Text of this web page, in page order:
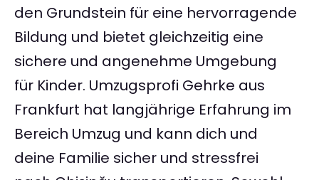
den Grundstein für eine hervorragende
Bildung und bietet gleichzeitig eine
sichere und angenehme Umgebung
für Kinder. Umzugsprofi Gehrke aus
Frankfurt hat langjährige Erfahrung im
Bereich Umzug und kann dich und
deine Familie sicher und stressfrei